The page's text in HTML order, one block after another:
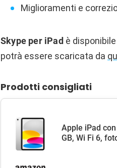
Miglioramenti e
Skype per iPad è
potrà essere scaricata da
Prodotti consigliati
Apple iPad
GB, Wi Fi 6,